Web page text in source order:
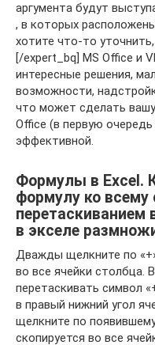
аргумента будут
, в которых
хотите что-то
[/expert_bq] MS Office и
интересные решения,
возможности,
что может сделать
Office (в первую
эффективной.
Формулы в Excel.
формулу ко всему
перетаскиванием
в экселе
Дважды щелкните по
во все ячейки столбца.
перетаскивать символ
в правый нижний угол
щелкните по
скопируется во все